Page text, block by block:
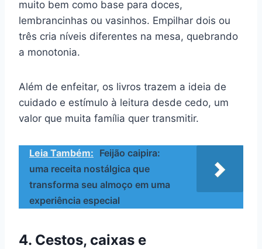
muito bem como base para doces,
lembrancinhas ou vasinhos. Empilhar dois ou
três cria níveis diferentes na mesa, quebrando
a monotonia.
Além de enfeitar, os livros trazem a ideia de
cuidado e estímulo à leitura desde cedo, um
valor que muita família quer transmitir.
Leia Também: Feijão caipira:
uma receita nostálgica que
transforma seu almoço em uma
experiência especial
4. Cestos, caixas e